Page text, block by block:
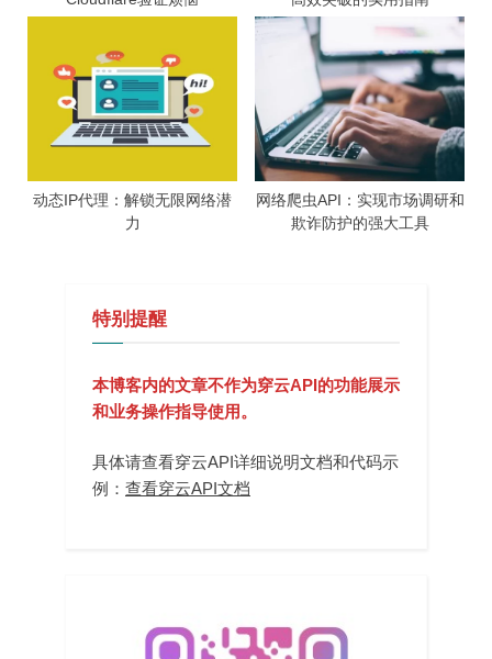
动态IP代理：解锁无限网络潜
力
网络爬虫API：实现市场调研和
欺诈防护的强大工具
特别提醒
本博客内的文章不作为穿云API的功能展示
和业务操作指导使用。
具体请查看穿云API详细说明文档和代码示
例： 查看穿云API文档